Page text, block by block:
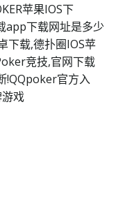
苹果IOS下
app下载网址是多少
下载,德扑圈IOS苹
竞技,官网下载
!QQpoker官方入
戏